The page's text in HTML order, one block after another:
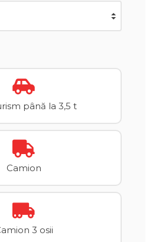
până la 3,5 t
Camion
3 osii